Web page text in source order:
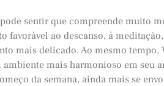
sentir que compreende muito
favorável ao descanso, à
mais delicado. Ao mesmo tempo,
mais harmonioso em seu
da semana, ainda mais se